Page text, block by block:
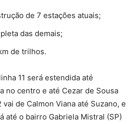
de 7 estações atuais;
das demais;
de trilhos.
11 será estendida até
no centro e até Cezar de Sousa
de Calmon Viana até Suzano, e
até o bairro Gabriela Mistral (SP)